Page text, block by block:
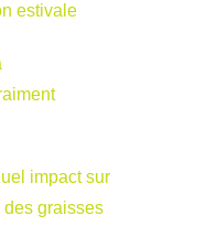
estivale
impact sur
des graisses